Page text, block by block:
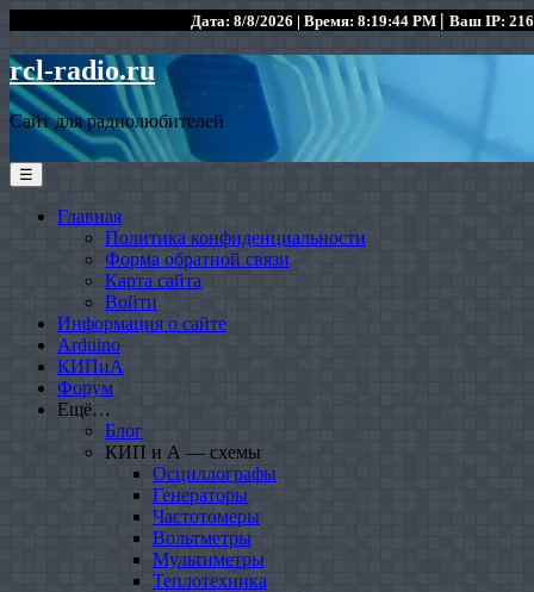
Дата: 8/8/2026 | Время: 8:19:44 PM | Ваш IP:
rcl-radio.ru
Сайт для радиолюбителей
☰
Главная
Политика конфиденциальности
Форма обратной связи
Карта сайта
Войти
Информация о сайте
Arduino
КИПиА
Форум
Ещё…
Блог
КИП и А — схемы
Осциллографы
Генераторы
Частотомеры
Вольтметры
Мультиметры
Теплотехника